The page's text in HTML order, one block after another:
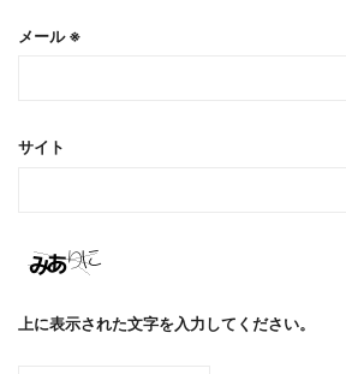
メール※
サイト
上に表示された文字を入力してください。